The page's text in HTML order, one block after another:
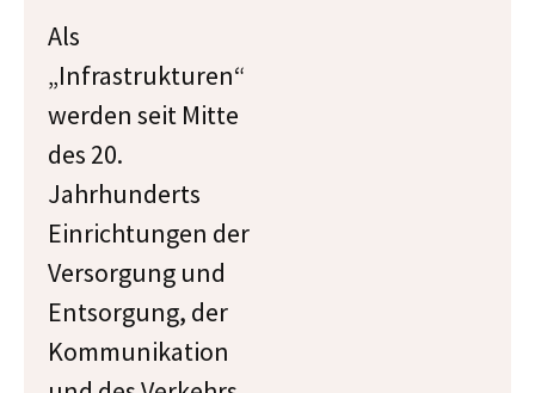
Als
„Infrastrukturen“
werden seit Mitte
des 20.
Jahrhunderts
Einrichtungen der
Versorgung und
Entsorgung, der
Kommunikation